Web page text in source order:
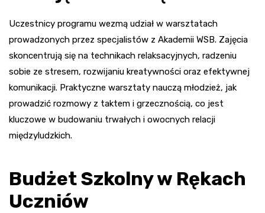
Uczestnicy programu wezmą udział w warsztatach
prowadzonych przez specjalistów z Akademii WSB. Zajęcia
skoncentrują się na technikach relaksacyjnych, radzeniu
sobie ze stresem, rozwijaniu kreatywności oraz efektywnej
komunikacji. Praktyczne warsztaty nauczą młodzież, jak
prowadzić rozmowy z taktem i grzecznością, co jest
kluczowe w budowaniu trwałych i owocnych relacji
międzyludzkich.
Budżet Szkolny w Rękach
Uczniów